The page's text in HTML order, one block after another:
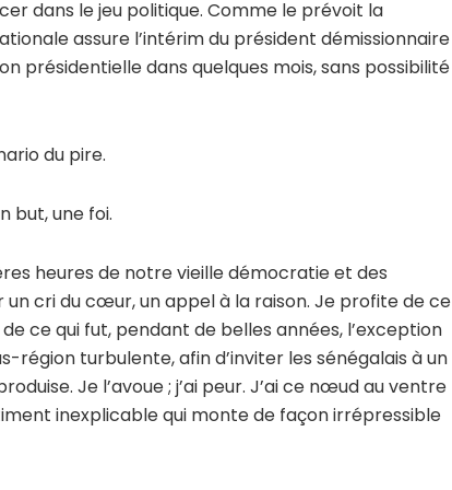
dans le jeu politique. Comme le prévoit la
assure l’intérim du président démissionnaire
présidentielle dans quelques mois, sans possibilité
du pire.
but, une foi.
heures de notre vieille démocratie et des
un cri du cœur, un appel à la raison. Je profite de ce
ce qui fut, pendant de belles années, l’exception
région turbulente, afin d’inviter les sénégalais à un
Je l’avoue ; j’ai peur. J’ai ce nœud au ventre
inexplicable qui monte de façon irrépressible